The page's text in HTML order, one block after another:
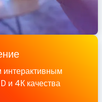
и 4К качества